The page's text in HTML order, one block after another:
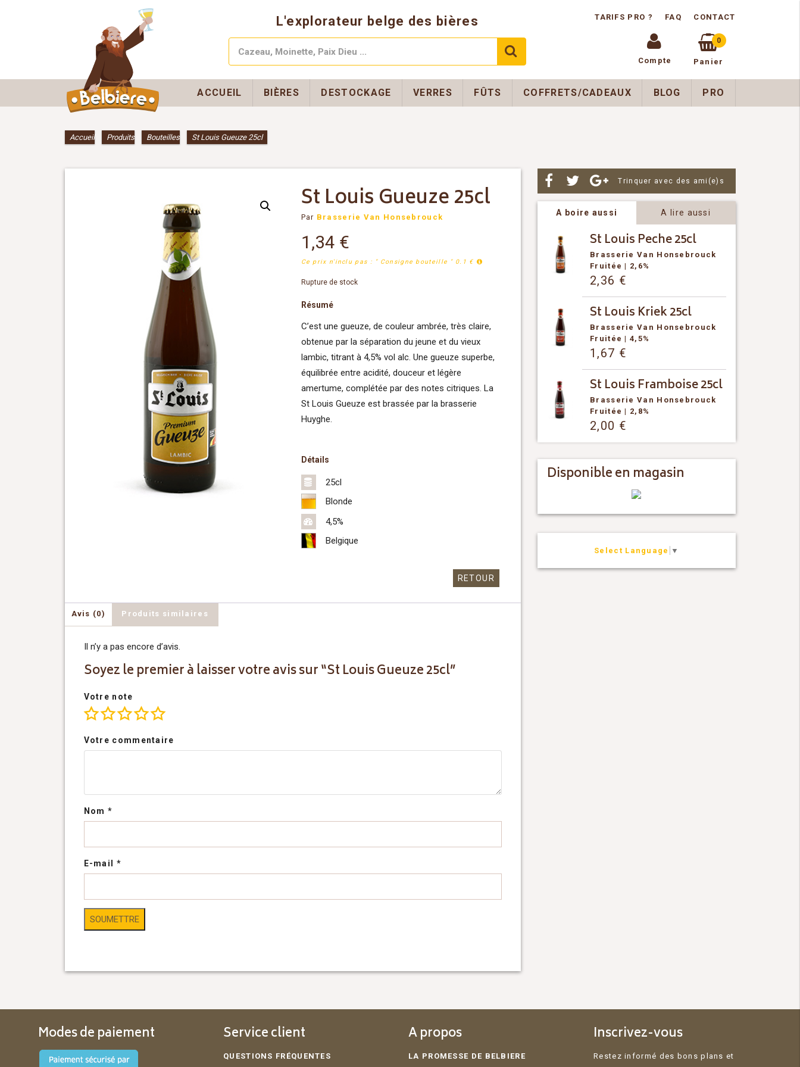
L'explorateur belge des bières TARIFS PRO ? FAQ CONTACT
Compte
0
Panier
ACCUEIL BIÈRES DESTOCKAGE VERRES FÛTS COFFRETS/CADEAUX BLOG PRO
Accueil» Produits» Bouteilles» St Louis Gueuze 25cl
St Louis Gueuze 25cl
Par Brasserie Van Honsebrouck
1,34 €
Ce prix n'inclu pas : " Consigne bouteille " 0.1 €
Rupture de stock
Résumé
C’est une gueuze, de couleur ambrée, très claire,
obtenue par la séparation du jeune et du vieux
lambic, titrant à 4,5% vol alc. Une gueuze superbe,
équilibrée entre acidité, douceur et légère
amertume, complétée par des notes citriques. La
St Louis Gueuze est brassée par la brasserie
Huyghe.
Détails
25cl
Blonde
4,5%
Belgique
RETOUR
Avis (0) Produits similaires
Il n’y a pas encore d’avis.
Soyez le premier à laisser votre avis sur “St Louis Gueuze 25cl”
Votre note
Votre commentaire
Nom *
E-mail *
Trinquer avec des ami(e)s
A boire aussi A lire aussi
St Louis Peche 25cl
Brasserie Van Honsebrouck
Fruitée | 2,6%
2,36 €
St Louis Kriek 25cl
Brasserie Van Honsebrouck
Fruitée | 4,5%
1,67 €
St Louis Framboise 25cl
Brasserie Van Honsebrouck
Fruitée | 2,8%
2,00 €
Disponible en magasin
Select Language ▼
Modes de paiement Service client
QUESTIONS FRÉQUENTES
A propos
LA PROMESSE DE BELBIERE
Inscrivez-vous
Restez informé des bons plans et